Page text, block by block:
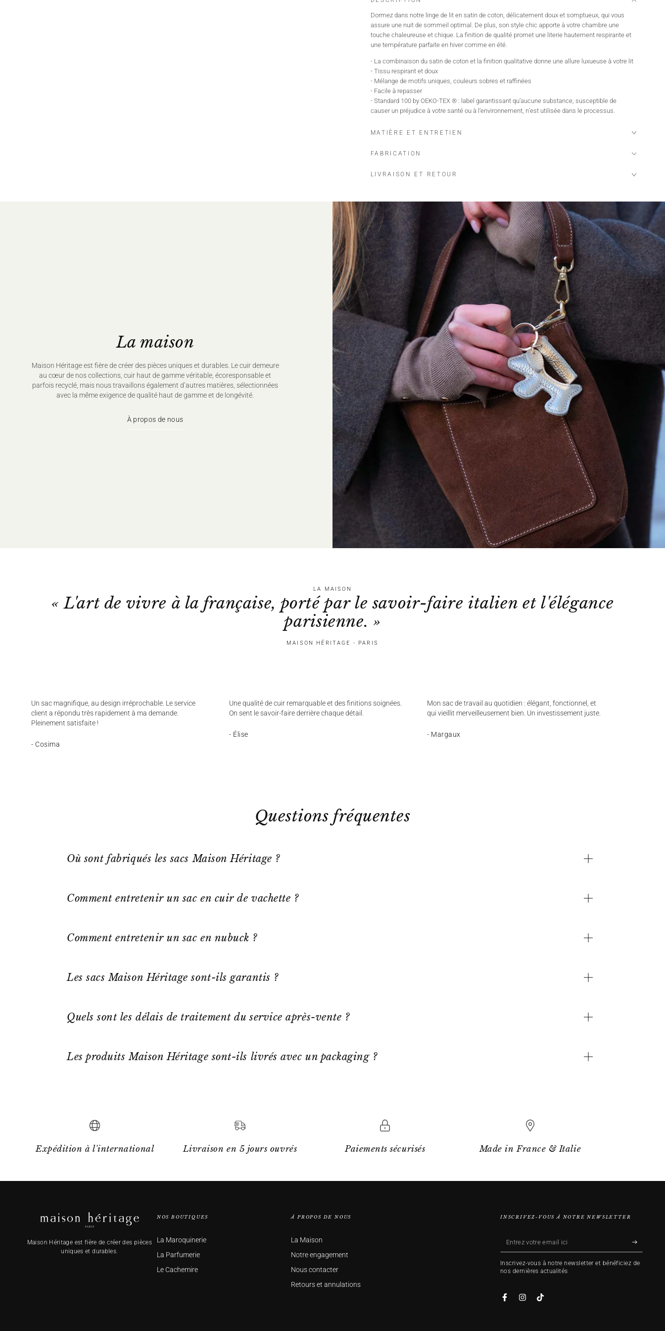
Dormez dans notre linge de lit en satin de coton, délicatement doux et somptueux, qui vous
assure une nuit de sommeil optimal. De plus, son style chic apporte à votre chambre une
touche chaleureuse et chique. La finition de qualité promet une literie hautement respirante et
une température parfaite en hiver comme en été.
- La combinaison du satin de coton et la finition qualitative donne une allure luxueuse à votre lit
- Tissu respirant et doux
- Mélange de motifs uniques, couleurs sobres et raffinées
- Facile à repasser
- Standard 100 by OEKO-TEX ® : label garantissant qu’aucune substance, susceptible de
causer un préjudice à votre santé ou à l’environnement, n’est utilisée dans le processus.
MATIÈRE ET ENTRETIEN
FABRICATION
LIVRAISON ET RETOUR
La maison
Maison Héritage est fière de créer des pièces uniques et durables. Le cuir demeure
au cœur de nos collections, cuir haut de gamme véritable, écoresponsable et
parfois recyclé, mais nous travaillons également d’autres matières, sélectionnées
avec la même exigence de qualité haut de gamme et de longévité.
À propos de nous
LA MAISON
« L'art de vivre à la française, porté par le savoir-faire italien et l'élégance
parisienne. »
MAISON HÉRITAGE - PARIS
Un sac magnifique, au design irréprochable. Le service
client a répondu très rapidement à ma demande.
Pleinement satisfaite !
- Cosima
Une qualité de cuir remarquable et des finitions soignées.
On sent le savoir-faire derrière chaque détail.
- Élise
Mon sac de travail au quotidien : élégant, fonctionnel, et
qui vieillit merveilleusement bien. Un investissement juste.
- Margaux
Questions fréquentes
Où sont fabriqués les sacs Maison Héritage ?
Comment entretenir un sac en cuir de vachette ?
Comment entretenir un sac en nubuck ?
Les sacs Maison Héritage sont-ils garantis ?
Quels sont les délais de traitement du service après-vente ?
Les produits Maison Héritage sont-ils livrés avec un packaging ?
Expédition à l'international Livraison en 5 jours ouvrés Paiements sécurisés Made in France & Italie
Maison Héritage est fière de créer des pièces
uniques et durables.
NOS BOUTIQUES
La Maroquinerie
La Parfumerie
Le Cachemire
À PROPOS DE NOUS
La Maison
Notre engagement
Nous contacter
Retours et annulations
INSCRIVEZ-VOUS À NOTRE NEWSLETTER
Entrez
votre
email
Inscrivez-vous à notre newsletter et bénéficiez de
nos dernières actualités
FacebookInstagramTikTok